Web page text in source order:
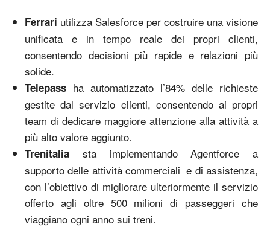
Ferrari utilizza Salesforce per costruire una visione
unificata e in tempo reale dei propri clienti,
consentendo decisioni più rapide e relazioni più
solide.
Telepass ha automatizzato l’84% delle richieste
gestite dal servizio clienti, consentendo ai propri
team di dedicare maggiore attenzione alla attività a
più alto valore aggiunto.
Trenitalia sta implementando Agentforce a
supporto delle attività commerciali e di assistenza,
con l’obiettivo di migliorare ulteriormente il servizio
offerto agli oltre 500 milioni di passeggeri che
viaggiano ogni anno sui treni.